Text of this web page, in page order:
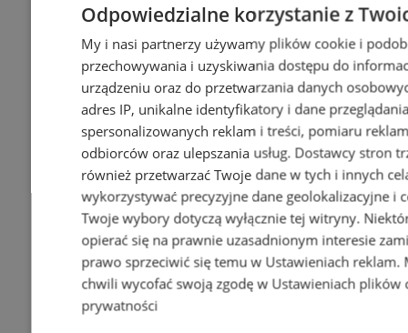
Odpowiedzialne korzystanie z
My i nasi partnerzy używamy plików cookie i
przechowywania i uzyskiwania dostępu do
urządzeniu oraz do przetwarzania danych
adres IP, unikalne identyfikatory i dane
spersonalizowanych reklam i treści, pomiaru
odbiorców oraz ulepszania usług. Dostawcy stron
również przetwarzać Twoje dane w tych i innych
wykorzystywać precyzyjne dane geolokalizacyjne i
Twoje wybory dotyczą wyłącznie tej witryny.
opierać się na prawnie uzasadnionym interesie
prawo sprzeciwić się temu w Ustawieniach reklam.
chwili wycofać swoją zgodę w Ustawieniach plików
prywatności